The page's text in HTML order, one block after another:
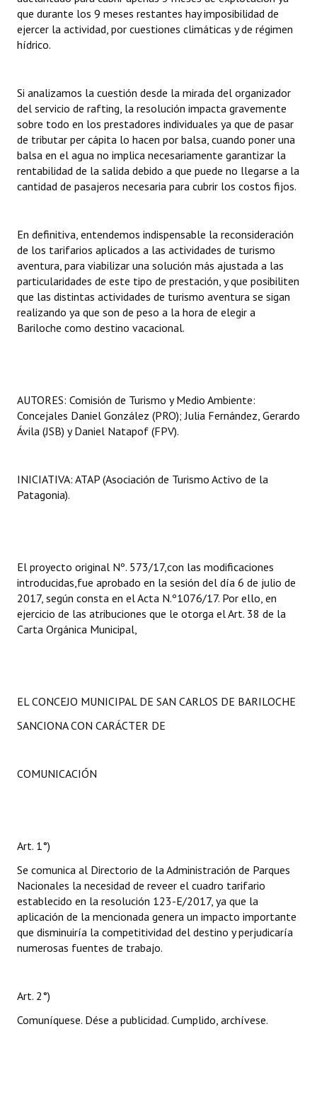
que durante los 9 meses restantes hay imposibilidad de
ejercer la actividad, por cuestiones climáticas y de régimen
hídrico.
Si analizamos la cuestión desde la mirada del organizador
del servicio de rafting, la resolución impacta gravemente
sobre todo en los prestadores individuales ya que de pasar
de tributar per cápita lo hacen por balsa, cuando poner una
balsa en el agua no implica necesariamente garantizar la
rentabilidad de la salida debido a que puede no llegarse a la
cantidad de pasajeros necesaria para cubrir los costos fijos.
En definitiva, entendemos indispensable la reconsideración
de los tarifarios aplicados a las actividades de turismo
aventura, para viabilizar una solución más ajustada a las
particularidades de este tipo de prestación, y que posibiliten
que las distintas actividades de turismo aventura se sigan
realizando ya que son de peso a la hora de elegir a
Bariloche como destino vacacional.
AUTORES: Comisión de Turismo y Medio Ambiente:
Concejales Daniel González (PRO); Julia Fernández, Gerardo
Ávila (JSB) y Daniel Natapof (FPV).
INICIATIVA: ATAP (Asociación de Turismo Activo de la
Patagonia).
El proyecto original Nº. 573/17,con las modificaciones
introducidas,fue aprobado en la sesión del día 6 de julio de
2017, según consta en el Acta N.º1076/17. Por ello, en
ejercicio de las atribuciones que le otorga el Art. 38 de la
Carta Orgánica Municipal,
EL CONCEJO MUNICIPAL DE SAN CARLOS DE BARILOCHE
SANCIONA CON CARÁCTER DE
COMUNICACIÓN
Art. 1°)
Se comunica al Directorio de la Administración de Parques
Nacionales la necesidad de reveer el cuadro tarifario
establecido en la resolución 123-E/2017, ya que la
aplicación de la mencionada genera un impacto importante
que disminuiría la competitividad del destino y perjudicaría
numerosas fuentes de trabajo.
Art. 2°)
Comuníquese. Dése a publicidad. Cumplido, archívese.